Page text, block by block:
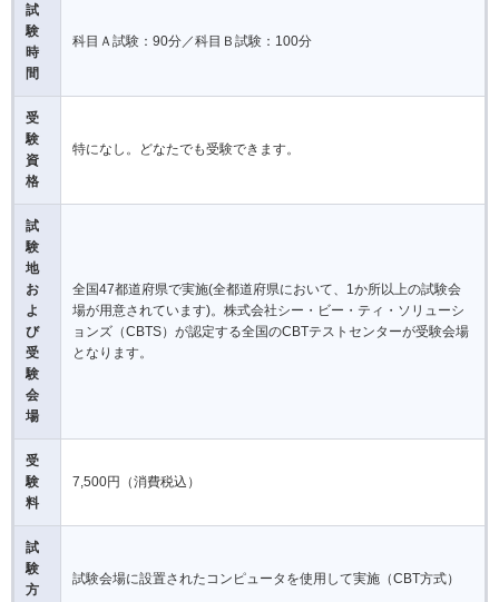
試
験
時
間
科目Ａ試験：90分／科目Ｂ試験：100分
受
験
資
格
特になし。どなたでも受験できます。
試
験
地
お
よ
び
受
験
会
場
全国47都道府県で実施(全都道府県において、1か所以上の試験会
場が用意されています)。株式会社シー・ビー・ティ・ソリューシ
ョンズ（CBTS）が認定する全国のCBTテストセンターが受験会場
となります。
受
験
料
7,500円（消費税込）
試
験
方
試験会場に設置されたコンピュータを使用して実施（CBT方式）